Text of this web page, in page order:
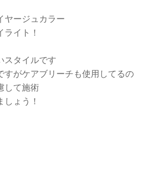
ージュカラー
イト！
スタイルです︎
すがケアブリーチも使用してるの
して施術
ょう！